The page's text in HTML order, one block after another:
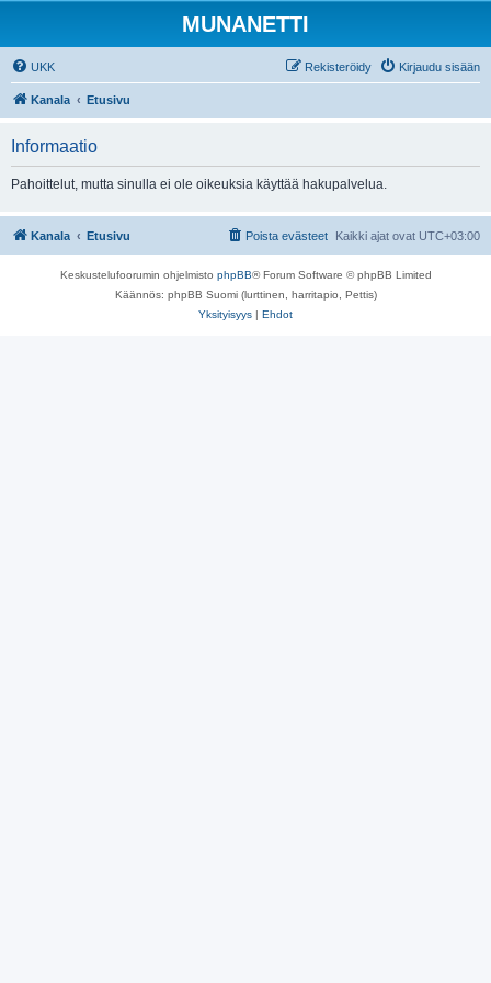
MUNANETTI
UKK Kirjaudu sisään
Rekisteröidy
Kanala Etusivu
Informaatio
Pahoittelut, mutta sinulla ei ole oikeuksia käyttää hakupalvelua.
Kanala Etusivu Kaikki ajat ovat UTC+03:00
Poista evästeet
Keskustelufoorumin ohjelmisto phpBB® Forum Software © phpBB Limited
Käännös: phpBB Suomi (lurttinen, harritapio, Pettis)
Yksityisyys | Ehdot